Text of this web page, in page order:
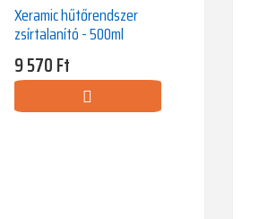
Xeramic hűtőrendszer
zsírtalanító - 500ml
Ár
9 570 Ft